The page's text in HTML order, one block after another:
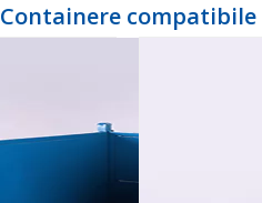
Containere compatibile